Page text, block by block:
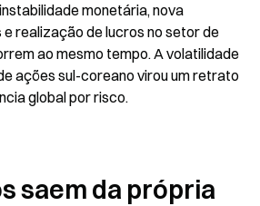
monetária, nova
realização de lucros no setor de
ao mesmo tempo. A volatilidade
ações sul-coreano virou um retrato
global por risco.
saem da própria